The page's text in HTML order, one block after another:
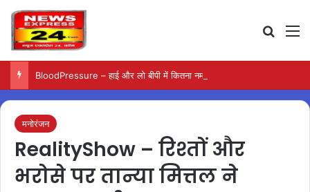
मनोरंजन
RealityShow – रिश्तों और
भरोसे पर तान्या मित्तल ने